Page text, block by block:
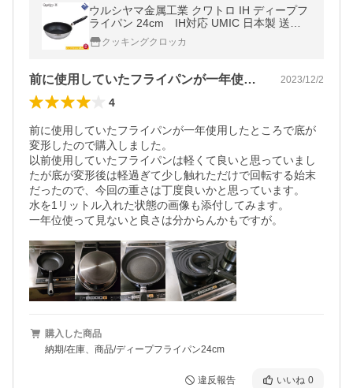
ウルシヤマ金属工業 クワトロ IH ディープフ
ライパン 24cm IH対応 UMIC 日本製 送料
無料クッキングクロッカ
前に使用していたフライパンが一年使用し… 2023/12/2
4
前に使用していたフライパンが一年使用したところで底が
変形したので購入しました。
以前使用していたフライパンは軽くて良いと思っていまし
たが底が変形後は軽過ぎて少し触れただけで回転する始末
だったので、今回の重さは丁度良いかと思っています。
水を1リットル入れた状態の画像も添付してみます。
一年位使って見ないと良さは分からんかもですが。
購入した商品
納期/在庫、商品/ディープフライパン24cm
違反報告 いいね 0